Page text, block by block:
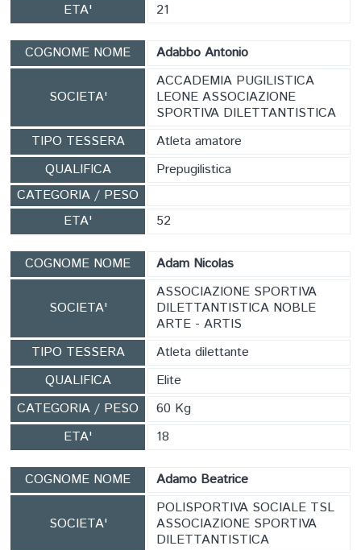
ETA'
21
COGNOME NOME Adabbo Antonio
SOCIETA'
ACCADEMIA PUGILISTICA
LEONE ASSOCIAZIONE
SPORTIVA DILETTANTISTICA
TIPO TESSERA
Atleta amatore
QUALIFICA
Prepugilistica
CATEGORIA / PESO
ETA'
52
COGNOME NOME Adam Nicolas
SOCIETA'
ASSOCIAZIONE SPORTIVA
DILETTANTISTICA NOBLE
ARTE - ARTIS
TIPO TESSERA
Atleta dilettante
QUALIFICA
Elite
CATEGORIA / PESO
60 Kg
ETA'
18
COGNOME NOME Adamo Beatrice
SOCIETA'
POLISPORTIVA SOCIALE TSL
ASSOCIAZIONE SPORTIVA
DILETTANTISTICA